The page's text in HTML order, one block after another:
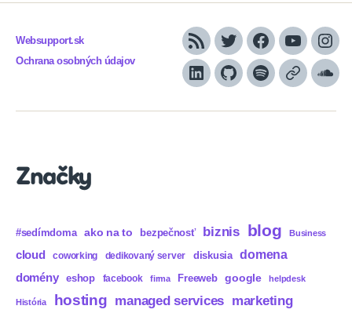
Websupport.sk
Ochrana osobných údajov
RSS TwitterFacebook
YouTube
LinkedInGitHubSpotifyApple
Značky
#sedímdoma ako na to bezpečnosť biznis blog Business
cloud coworking dedikovaný server diskusia domena
domény eshop facebook firma Freeweb google helpdesk
História hosting managed services marketing